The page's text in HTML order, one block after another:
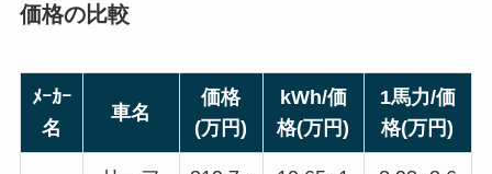
価格の比較
ﾒｰｶｰ
名
車名
価格
(万円)
kWh/価
格(万円)
1馬力/価
格(万円)